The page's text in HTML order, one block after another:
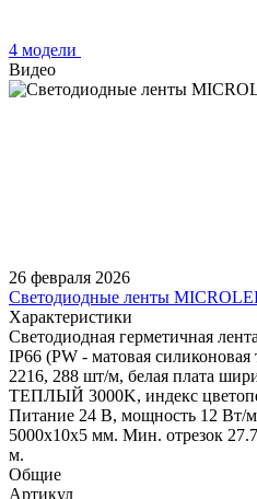
4 модели
Видео
26 февраля 2026
Светодиодные ленты
Характеристики
Светодиодная герметичная
IP66 (PW - матовая
2216, 288 шт/м, белая плата
ТЕПЛЫЙ 3000K, индекс
Питание 24 В, мощность 12 Вт/
5000x10x5 мм. Мин. отрезок
м.
Общие
Артикул